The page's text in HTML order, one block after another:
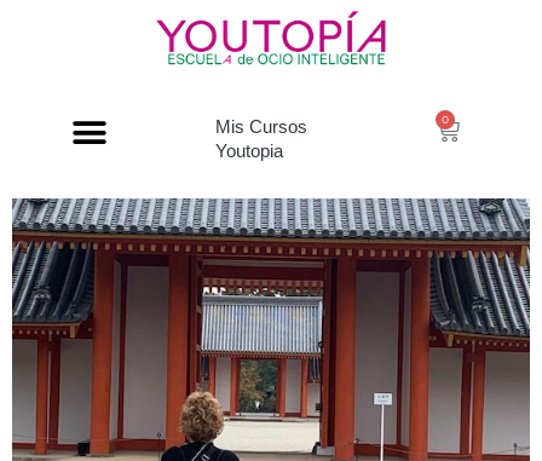
Mis Cursos
Youtopia
0